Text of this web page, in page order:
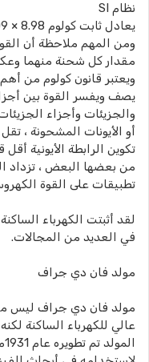
نظام SI
يعادل ثابت كولوم 8.98 × 109 نيوتن متر مربع لكل كولوم مربع.
ومن المهم ملاحظة أن
مقدار كل شحنة منهما
ويعتبر قانون كولوم من أهم
يصف ويفسر القوة بين
والجزيئات وأجزاء
أو الأيونات المشحونة ،
تكوين الرابطة الأيونية
من بعضها البعض ، تزداد
تطبيقات على القوة
لقد أثبتت الكهرباء
في العديد من المجالات.
مولد فان دي جراف
مولد فان دي جراف ليس
عالي للكهرباء الساكنة